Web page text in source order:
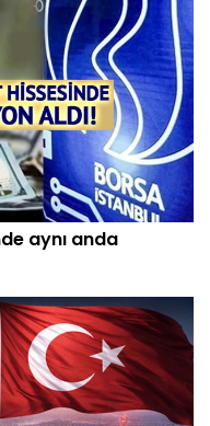
aynı anda